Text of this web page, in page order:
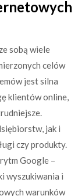
sobą wiele
celów
jest silna
klientów online,
jak i
czy produkty.
Google –
wyszukiwania i
warunków